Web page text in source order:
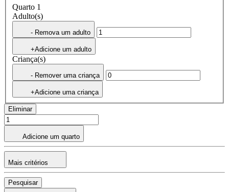
Quarto 1
Adulto(s)
- Remova um adulto
+Adicione um adulto
Criança(s)
- Remover uma criança
+Adicione uma criança
Eliminar
Adicione um quarto
Mais critérios
Pesquisar